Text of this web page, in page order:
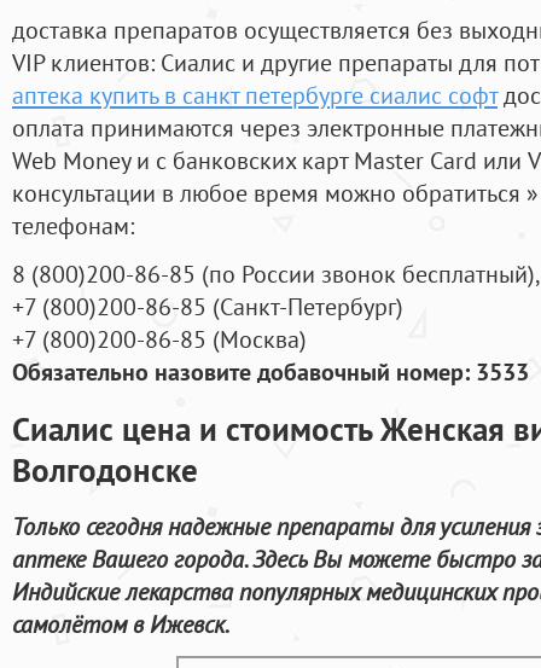
доставка препаратов осуществляется без
VIP клиентов: Сиалис и другие препараты для
аптека купить в санкт петербурге сиалис софт
оплата принимаются через электронные
Web Money и с банковских карт Master Card или
консультации в любое время можно обратиться
телефонам:
8 (800)200-86-85 (по России звонок бесплатный),
+7 (800)200-86-85 (Санкт-Петербург)
+7 (800)200-86-85 (Москва)
Обязательно назовите добавочный номер: 3533
Сиалис цена и стоимость Женская
Волгодонске
Только сегодня надежные препараты для
аптеке Вашего города. Здесь Вы можете быстро
Индийские лекарства популярных медицинских
самолётом в Ижевск.